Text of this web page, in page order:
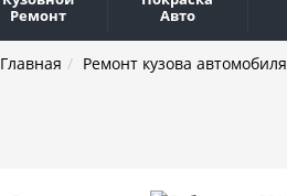
Ремонт
Авто
Главная Ремонт кузова автомобиля